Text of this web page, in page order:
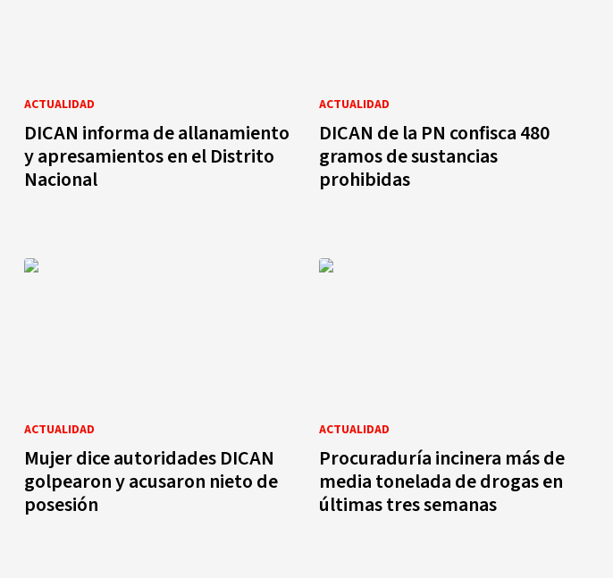
ACTUALIDAD
DICAN informa de allanamiento
y apresamientos en el Distrito
Nacional
ACTUALIDAD
DICAN de la PN confisca 480
gramos de sustancias
prohibidas
ACTUALIDAD
Mujer dice autoridades DICAN
golpearon y acusaron nieto de
posesión
ACTUALIDAD
Procuraduría incinera más de
media tonelada de drogas en
últimas tres semanas